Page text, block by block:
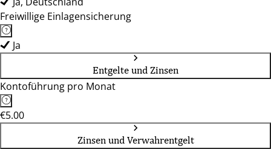
Freiwillige Einlagensicherung
Ja
Entgelte und Zinsen
Kontoführung pro Monat
€5.00
Zinsen und Verwahrentgelt